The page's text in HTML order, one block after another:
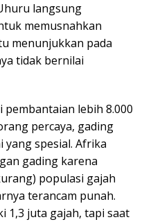
langsung
memusnahkan
menunjukkan pada
tidak bernilai
lebih 8.000
percaya, gading
spesial. Afrika
gading karena
populasi gajah
terancam punah.
1,3 juta gajah, tapi saat